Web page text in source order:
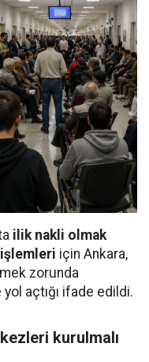
ilik nakli olmak
için Ankara,
zorunda
açtığı ifade edildi.
kurulmalı